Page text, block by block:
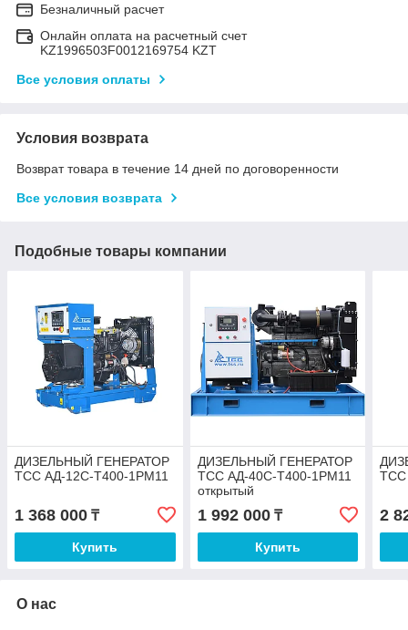
Безналичный расчет
Онлайн оплата на расчетный счет
KZ1996503F0012169754 KZT
Все условия оплаты
Условия возврата
Возврат товара в течение 14 дней по договоренности
Все условия возврата
Подобные товары компании
ДИЗЕЛЬНЫЙ ГЕНЕРАТОР
ТСС АД-12С-Т400-1РМ11
1 368 000 ₸
Купить
ДИЗЕЛЬНЫЙ ГЕНЕРАТОР
ТСС АД-40С-Т400-1РМ11
открытый
1 992 000₸
Купить
ТСС
2
О нас